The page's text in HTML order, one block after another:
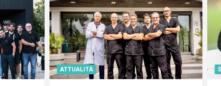
ATTUALITÀ